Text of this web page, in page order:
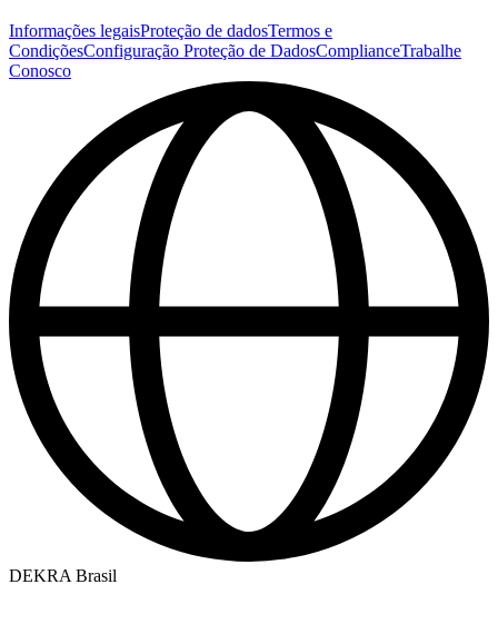
Informações legaisProteção de dadosTermos e
CondiçõesConfiguração Proteção de DadosComplianceTrabalhe
Conosco
DEKRA Brasil